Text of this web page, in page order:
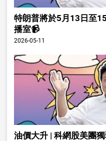
特朗普將於5月13日至
播室📹
2026-05-11
油價大升 | 科網股美團